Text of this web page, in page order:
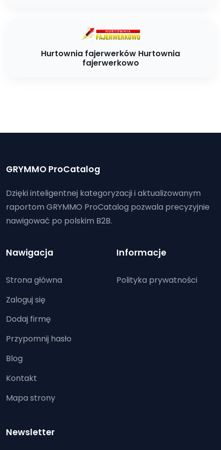
Hurtownia fajerwerków Hurtownia
fajerwerkowo
GRYMMO ProCatalog
Dzięki inteligentnej kategoryzacji i aktualizowanym
raportom GRYMMO ProCatalog pozwala precyzyjnie
nawigować po polskim B2B.
Nawigacja
Strona główna
Zaloguj się
Dodaj firmę
Przypomnij hasło
Blog
Kontakt
Mapa strony
Informacje
Polityka prywatności
Newsletter